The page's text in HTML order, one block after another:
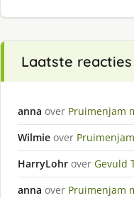
Laatste reacties
anna over Pruimenjam
Wilmie over
HarryLohr over Gevuld
anna over Pruimenjam